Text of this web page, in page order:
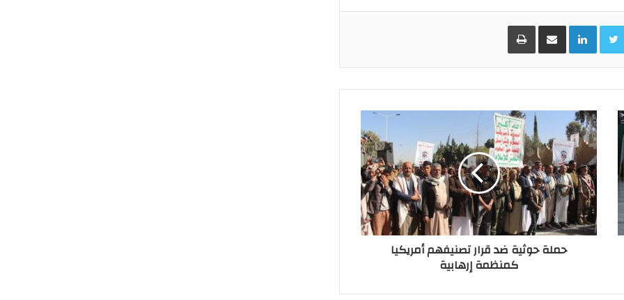
Twitter
LinkedInمشاركة عبر البريد طباعة
حملة حوثية ضد قرار تصنيفهم أمريكيا
كمنظمة إرهابية